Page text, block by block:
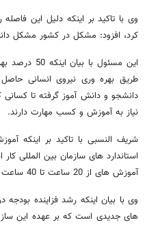
وی با تاکید بر اینکه دلیل این
کرد، افزود: مشکل در کشور مشکل
این مسئول
طریق بهره وری نیروی انسانی
دانشجو و دانش آموز گرفته تا
نیاز به آموزش و کسب مهارت دارند.
شریف النسبی با تاکید بر اینکه
استاندارد های سازمان بین المللی
آموزش های از 20 ساعت تا 40 ساعت است.
وی با بیان اینکه رشد فزاینده
های جدیدی است که بر عهده این